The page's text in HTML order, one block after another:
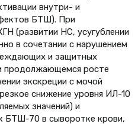
внутри- и
БТШ). При
(развитии НС, усугублении
в сочетании с нарушением
и защитных
продолжающемся росте
экскреции с мочой
снижение уровня ИЛ-10
значений) и
БТШ-70 в сыворотке крови,